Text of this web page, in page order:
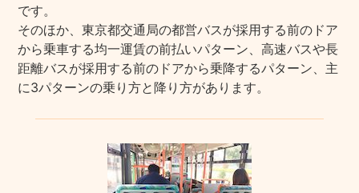
です。
そのほか、東京都交通局の都営バスが採用する前のドア
から乗車する均一運賃の前払いパターン、高速バスや長
距離バスが採用する前のドアから乗降するパターン、主
に3パターンの乗り方と降り方があります。